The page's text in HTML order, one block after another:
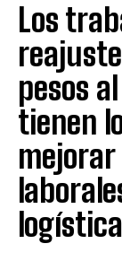
Los
pesos
tienen